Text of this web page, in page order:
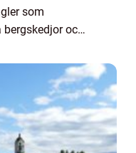
som
och
du va...